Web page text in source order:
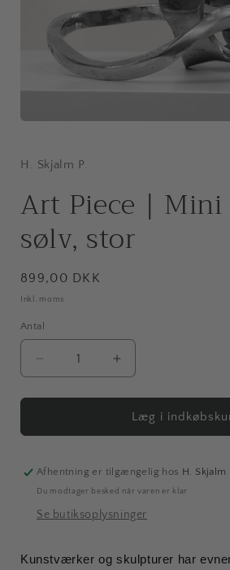
i
modus
H. Skjalm P.
Art Piece |
sølv, stor
Normalpris
899,00 DKK
Inkl. moms
Antal
Antal
Reducer
antallet
for
Piece
Mini
skulptur,
stor
Øg
antallet
for
Art
Piece
Mini
skulptur,
stor
Læg i
Afhentning er tilgængelig hos H. Skjalm
Du modtager besked når varen er klar
Se butiksoplysninger
Kunstværker og skulpturer har